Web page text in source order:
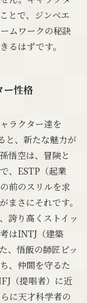
とで、ジンベエ
ムワークの秘訣
るはずです。
ー性格
ラクター達を
と、新たな魅力が
悟空は、冒険と
、ESTP（起業
前のスリルを求
まさにそれです。
誇り高くストイッ
はINTJ（建築
、悟飯の師匠ピッ
、仲間を守るた
（提唱者）に近
に天才科学者の